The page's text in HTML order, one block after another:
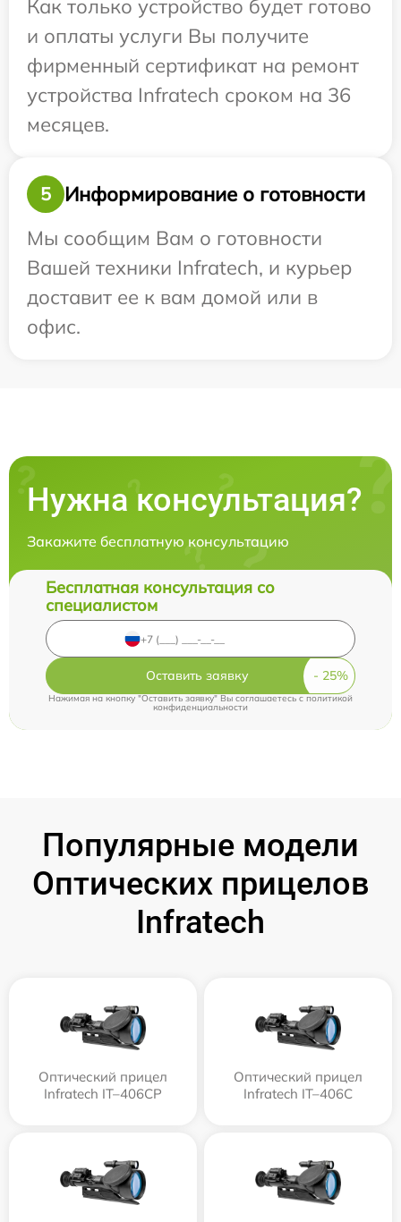
Как только устройство будет готово
и оплаты услуги Вы получите
фирменный сертификат на ремонт
устройства Infratech сроком на 36
месяцев.
5
Информирование о готовности
Мы сообщим Вам о готовности
Вашей техники Infratech, и курьер
доставит ее к вам домой или в
офис.
Нужна консультация?
Закажите бесплатную консультацию
Бесплатная консультация со
специалистом
Оставить заявку
Нажимая на кнопку "Оставить заявку" Вы соглашаетесь c политикой
конфиденциальности
Популярные модели
Оптических прицелов
Infratech
Оптический прицел
Infratech IT–406СP
Оптический прицел
Infratech IT–406С